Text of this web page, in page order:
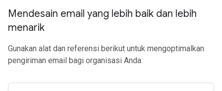
Mendesain email yang lebih baik dan lebih
menarik
Gunakan alat dan referensi berikut untuk mengoptimalkan
pengiriman email bagi organisasi Anda.